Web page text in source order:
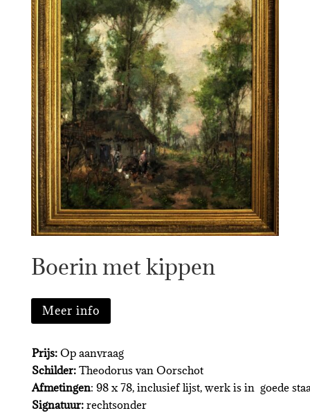
Boerin met kippen
Meer info
Prijs: Op aanvraag
Schilder: Theodorus van Oorschot
Afmetingen: 98 x 78, inclusief lijst, werk is in goede
Signatuur:rechtsonder